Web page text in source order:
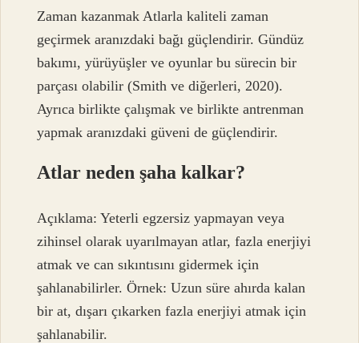
Zaman kazanmak Atlarla kaliteli zaman
geçirmek aranızdaki bağı güçlendirir. Gündüz
bakımı, yürüyüşler ve oyunlar bu sürecin bir
parçası olabilir (Smith ve diğerleri, 2020).
Ayrıca birlikte çalışmak ve birlikte antrenman
yapmak aranızdaki güveni de güçlendirir.
Atlar neden şaha kalkar?
Açıklama: Yeterli egzersiz yapmayan veya
zihinsel olarak uyarılmayan atlar, fazla enerjiyi
atmak ve can sıkıntısını gidermek için
şahlanabilirler. Örnek: Uzun süre ahırda kalan
bir at, dışarı çıkarken fazla enerjiyi atmak için
şahlanabilir.